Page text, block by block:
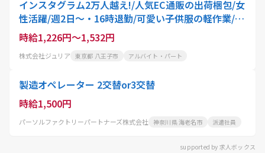
インスタグラム2万人越え!/人気EC通販の出荷梱包/女
性活躍/週2日〜・16時退勤/可愛い子供服の軽作業/子
育てママ在籍・扶養内OKのパートスタッフ
時給1,226円～1,532円
株式会社ジュリア 東京都 八王子市 アルバイト・パート
製造オペレーター 2交替or3交替
時給1,500円
パーソルファクトリーパートナーズ株式会社 神奈川県 海老名市 派遣社員
supported by 求人ボックス